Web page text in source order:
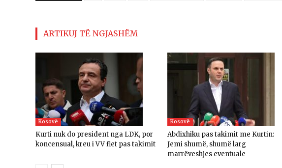
ARTIKUJ TË NGJASHËM
Kosovë
Kurti nuk do president nga LDK, por
koncensual, kreu i VV flet pas takimit
Kosovë
Abdixhiku pas takimit me Kurtin:
Jemi shumë, shumë larg
marrëveshjes eventuale